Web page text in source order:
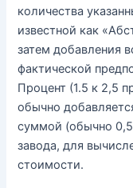
количества
известной как «
затем добавления
фактической
Процент (1.5 к 2,5
обычно
суммой (обычно 0,5
завода,для
стоимости.